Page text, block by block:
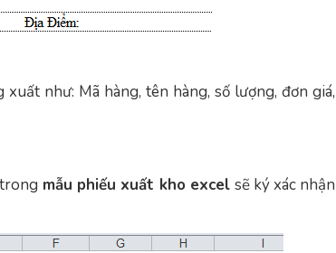
như: Mã hàng, tên hàng, số lượng, đơn giá,
mẫu phiếu xuất kho excel sẽ ký xác nhận